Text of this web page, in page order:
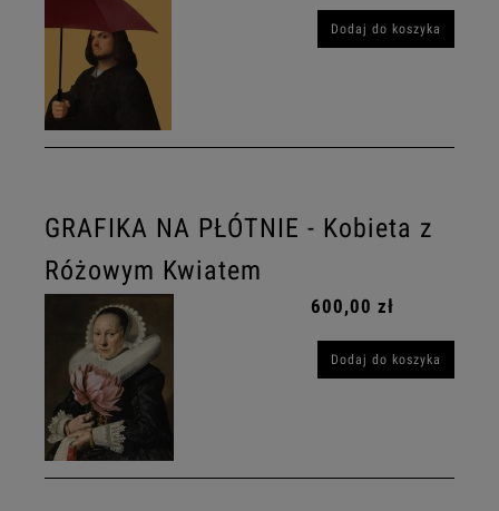
Dodaj do koszyka
GRAFIKA NA PŁÓTNIE - Kobieta z
Różowym Kwiatem
600,00 zł
Dodaj do koszyka